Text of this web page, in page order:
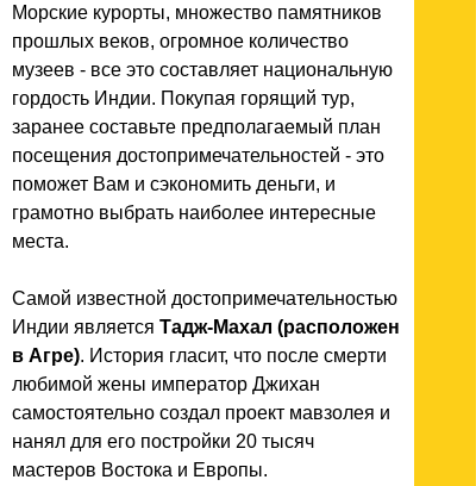
Морские курорты, множество памятников
прошлых веков, огромное количество
музеев - все это составляет национальную
гордость Индии. Покупая горящий тур,
заранее составьте предполагаемый план
посещения достопримечательностей - это
поможет Вам и сэкономить деньги, и
грамотно выбрать наиболее интересные
места.
Самой известной достопримечательностью
Индии является Тадж-Махал (расположен
в Агре). История гласит, что после смерти
любимой жены император Джихан
самостоятельно создал проект мавзолея и
нанял для его постройки 20 тысяч
мастеров Востока и Европы.